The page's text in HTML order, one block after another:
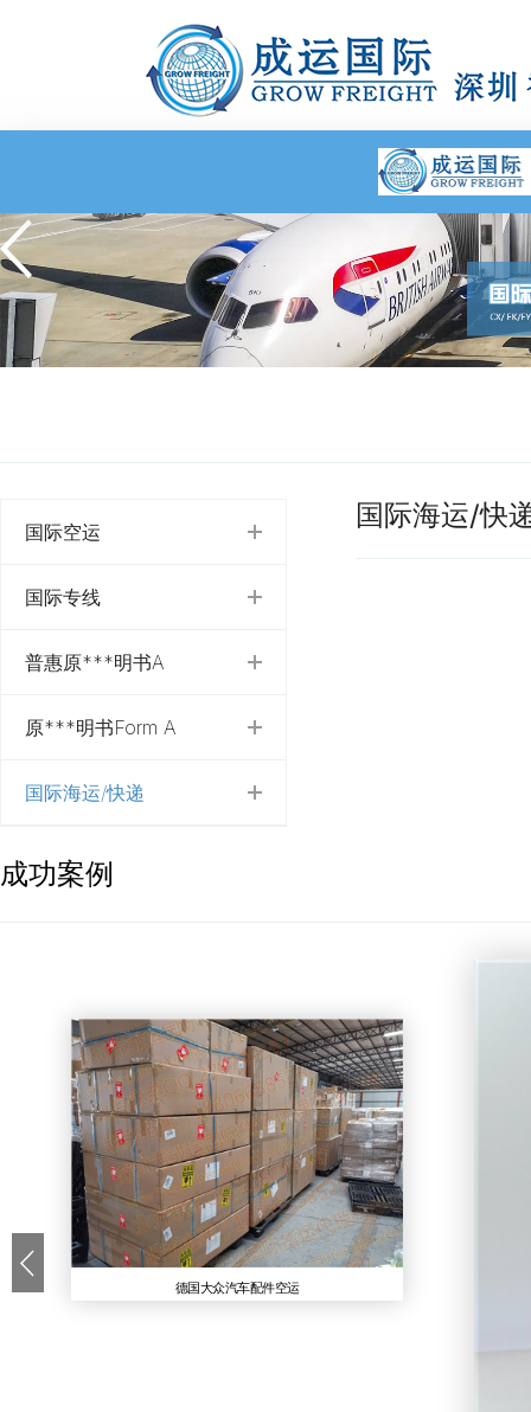
国际空运
国际专线
普惠原***明书A
原***明书Form A
国际海运/快递
国际海运/快
成功案例
德国大众汽车配件空运